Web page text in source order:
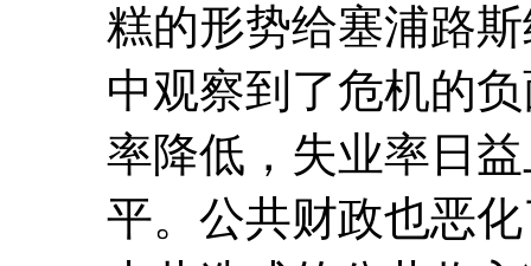
糕的形势给塞浦路
中观察到了危机的
率降低，失业率日
平。公共财政也恶